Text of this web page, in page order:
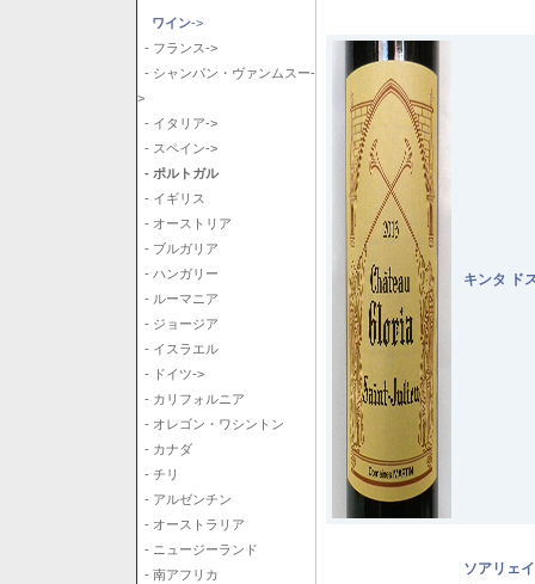
ワイン->
- フランス->
- シャンパン・ヴァンムスー-
>
- イタリア->
- スペイン->
- ポルトガル
- イギリス
- オーストリア
- ブルガリア
- ハンガリー
- ルーマニア
- ジョージア
- イスラエル
- ドイツ->
- カリフォルニア
- オレゴン・ワシントン
- カナダ
- チリ
- アルゼンチン
- オーストラリア
- ニュージーランド
- 南アフリカ
キンタ ド
ソアリェ